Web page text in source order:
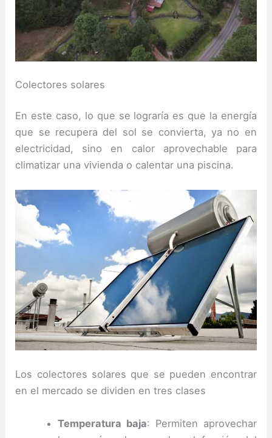
Colectores solares
En este caso, lo que se lograría es que la energía
que se recupera del sol se convierta, ya no en
electricidad, sino en calor aprovechable para
climatizar una vivienda o calentar una piscina.
Los colectores solares que se pueden encontrar
en el mercado se dividen en tres clases
Temperatura baja: Permiten aprovechar